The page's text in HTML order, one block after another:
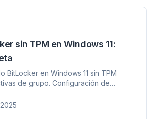
sin TPM en Windows 11:
BitLocker en Windows 11 sin TPM
de grupo. Configuración de
Publicidad